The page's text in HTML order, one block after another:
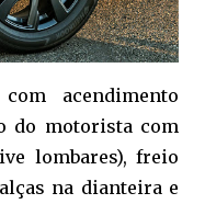
com acendimento
do motorista com
lombares), freio
na dianteira e